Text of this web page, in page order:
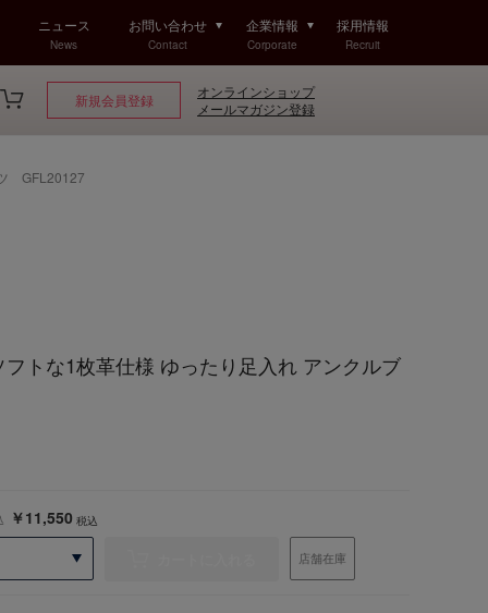
ニュース
News
お問い合わせ
Contact
企業情報
Corporate
採用情報
Recruit
新規会員登録
オンラインショップ
メールマガジン登録
GFL20127
トな1枚革仕様 ゆったり足入れ アンクルブ
￥11,550 税込
店舗在庫